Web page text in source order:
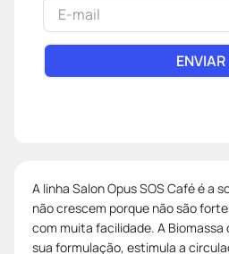
ENVIAR
A linha Salon Opus SOS Café é a
não crescem porque não são
com muita facilidade. A Biomassa
sua formulação, estimula a